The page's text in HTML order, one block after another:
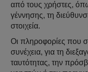
από τους χρήστες,
γέννησης, τη
στοιχεία.
Οι πληροφορίες που
συνέχεια, για τη
ταυτότητας, την